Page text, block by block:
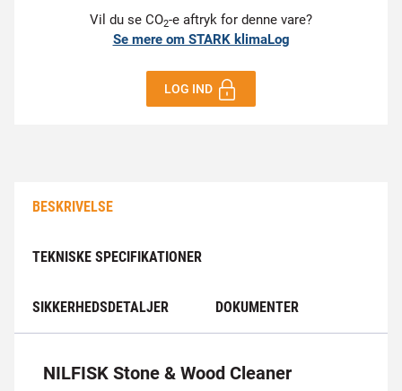
Vil du se CO2-e aftryk for denne vare?
Se mere om STARK klimaLog
LOG IND
BESKRIVELSE
TEKNISKE SPECIFIKATIONER
SIKKERHEDSDETALJER DOKUMENTER
NILFISK Stone & Wood Cleaner